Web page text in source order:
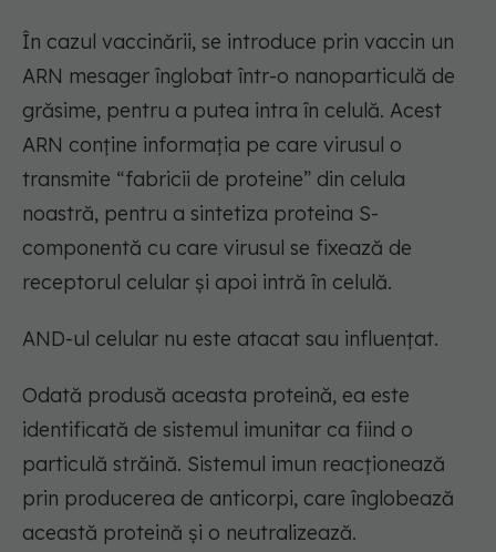
În cazul vaccinării, se introduce prin vaccin un
ARN mesager înglobat într-o nanoparticulă de
grăsime, pentru a putea intra în celulă. Acest
ARN conține informația pe care virusul o
transmite “fabricii de proteine” din celula
noastră, pentru a sintetiza proteina S-
componentă cu care virusul se fixează de
receptorul celular și apoi intră în celulă.
AND-ul celular nu este atacat sau influențat.
Odată produsă aceasta proteină, ea este
identificată de sistemul imunitar ca fiind o
particulă străină. Sistemul imun reacționează
prin producerea de anticorpi, care înglobează
această proteină și o neutralizează.